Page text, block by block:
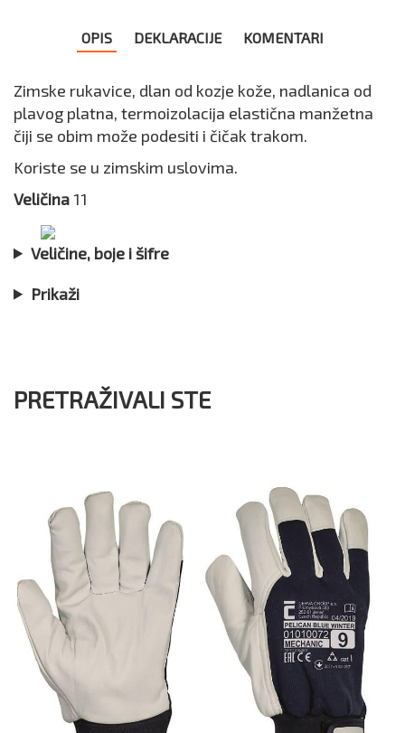
OPIS DEKLARACIJE KOMENTARI
Zimske rukavice, dlan od kozje kože, nadlanica od
plavog platna, termoizolacija elastična manžetna
čiji se obim može podesiti i čičak trakom.
Koriste se u zimskim uslovima.
Veličina 11
Veličine, boje i šifre
Prikaži
PRETRAŽIVALI STE